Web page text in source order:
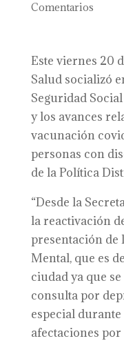
Comentarios
Este viernes 20
Salud socializó
Seguridad
y los avances
vacunación
personas con
de la Política
“Desde la
la reactivación
presentación de
Mental, que es
ciudad ya que
consulta por
especial
afectaciones